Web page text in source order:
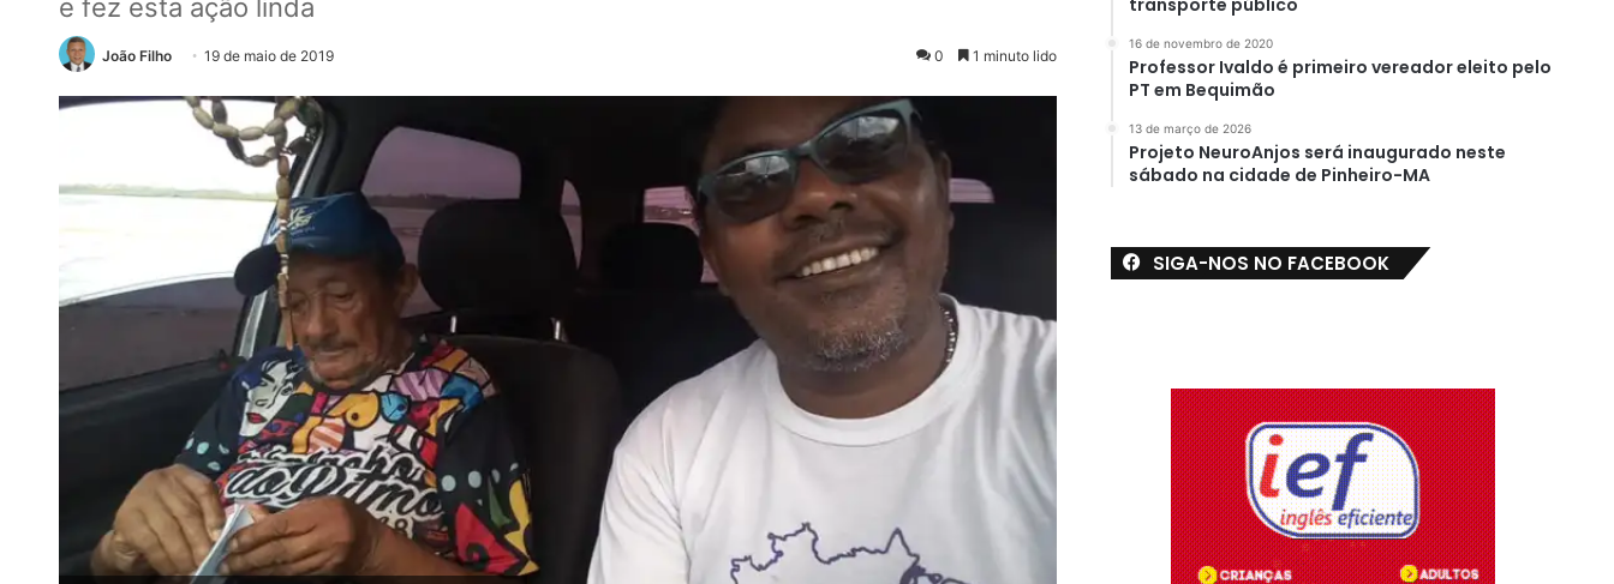
e fez esta ação linda
João Filho 19 de maio de 2019 0 1 minuto lido
16 de novembro de 2020
Professor Ivaldo é primeiro vereador eleito pelo
PT em Bequimão
13 de março de 2026
Projeto NeuroAnjos será inaugurado neste
sábado na cidade de Pinheiro-MA
SIGA-NOS NO FACEBOOK